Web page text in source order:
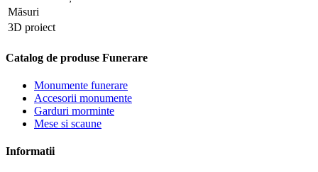
Măsuri
3D proiect
Catalog de produse Funerare
Monumente funerare
Accesorii monumente
Garduri morminte
Mese si scaune
Informatii